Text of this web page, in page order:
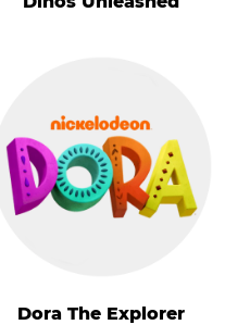
Dora The Explorer